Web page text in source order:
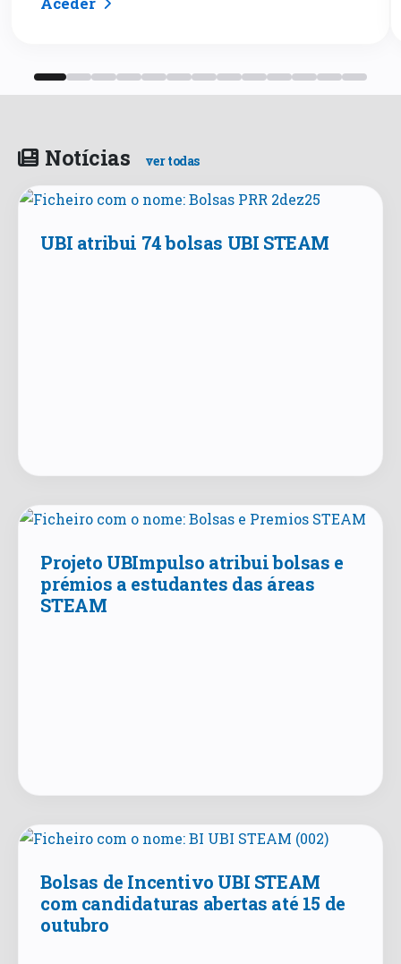
Notícias ver todas
UBI atribui 74 bolsas UBI STEAM
Projeto UBImpulso atribui bolsas e
prémios a estudantes das áreas
STEAM
Bolsas de Incentivo UBI STEAM
com candidaturas abertas até 15 de
outubro